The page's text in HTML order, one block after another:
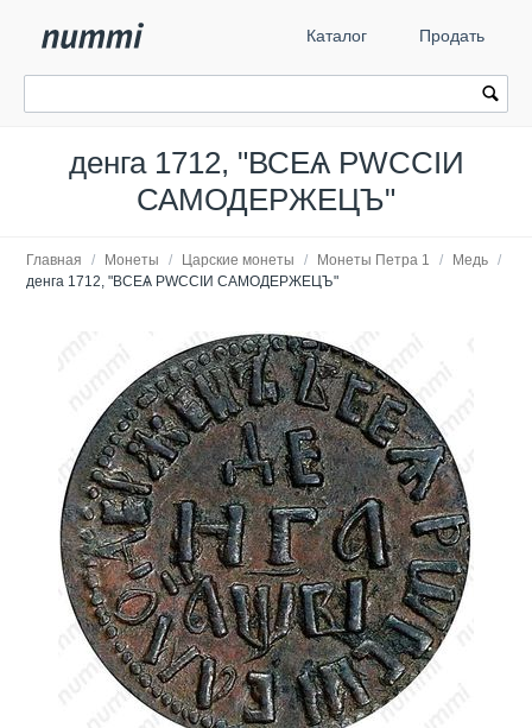
Каталог Продать
денга 1712, "ВСЕѦ РWССIИ
САМОДЕРЖЕЦЪ"
Главная / Монеты / Царские монеты / Монеты Петра 1 / Медь /
денга 1712, "ВСЕѦ РWССIИ САМОДЕРЖЕЦЪ"